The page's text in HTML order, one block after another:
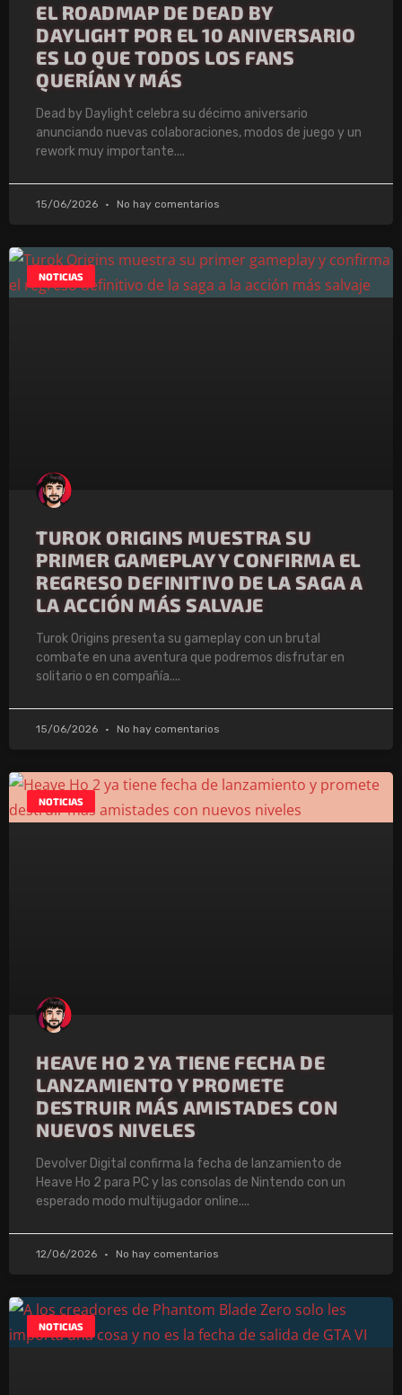
EL ROADMAP DE DEAD BY
DAYLIGHT POR EL 10 ANIVERSARIO
ES LO QUE TODOS LOS FANS
QUERÍAN Y MÁS
Dead by Daylight celebra su décimo aniversario
anunciando nuevas colaboraciones, modos de juego y un
rework muy importante.
15/06/2026 No hay comentarios
NOTICIAS
TUROK ORIGINS MUESTRA SU
PRIMER GAMEPLAY Y CONFIRMA EL
REGRESO DEFINITIVO DE LA SAGA A
LA ACCIÓN MÁS SALVAJE
Turok Origins presenta su gameplay con un brutal
combate en una aventura que podremos disfrutar en
solitario o en compañía.
15/06/2026 No hay comentarios
NOTICIAS
HEAVE HO 2 YA TIENE FECHA DE
LANZAMIENTO Y PROMETE
DESTRUIR MÁS AMISTADES CON
NUEVOS NIVELES
Devolver Digital confirma la fecha de lanzamiento de
Heave Ho 2 para PC y las consolas de Nintendo con un
esperado modo multijugador online.
12/06/2026 No hay comentarios
NOTICIAS